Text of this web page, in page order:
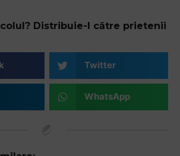
Distribuie-l către prietenii
Twitter
WhatsApp